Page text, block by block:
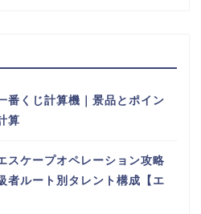
番くじ計算機｜景品とポイン
算
スケープオペレーション攻略
者ルート別タレント構成【エ